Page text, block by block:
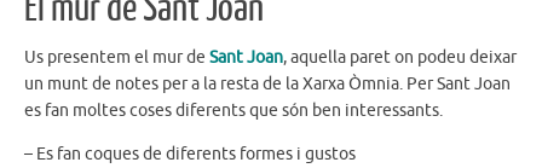
Us presentem el mur de Sant Joan, aquella paret on podeu deixar
un munt de notes per a la resta de la Xarxa Òmnia. Per Sant Joan
es fan moltes coses diferents que són ben interessants.
– Es fan coques de diferents formes i gustos